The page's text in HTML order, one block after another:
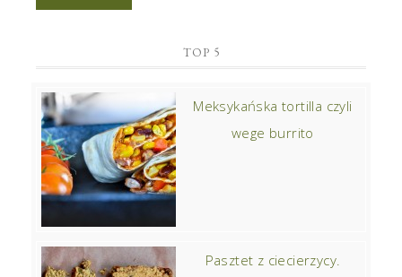
TOP 5
Meksykańska tortilla czyli
wege burrito
Pasztet z ciecierzycy.